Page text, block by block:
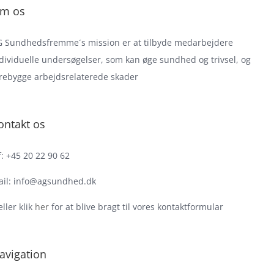
os
Sundhedsfremme´s mission er at tilbyde medarbejdere
undersøgelser, som kan øge sundhed og trivsel, og
arbejdsrelaterede skader
os
+45 20 22 90 62
info@agsundhed.dk
klik her for at blive bragt til vores kontaktformular